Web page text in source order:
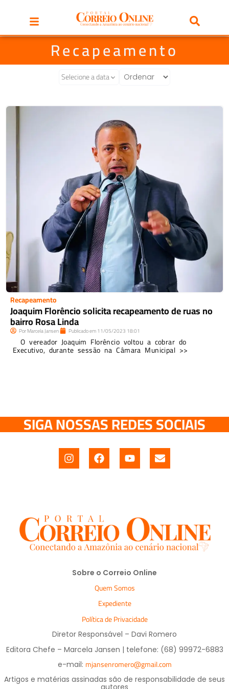
Recapeamento
Selecione a data
Recapeamento
Joaquim Florêncio solicita recapeamento de ruas no
bairro Rosa Linda
PorMarcela Jansen Publicado em11/05/2023 18:01
O vereador Joaquim Florêncio voltou a cobrar do
Executivo, durante sessão na Câmara Municipal >>
SIGA NOSSAS REDES SOCIAIS
Sobre o Correio Online
Quem Somos
Expediente
Política de Privacidade
Diretor Responsável – Davi Romero
Editora Chefe – Marcela Jansen | telefone: (68) 99972-6883
e-mail: mjansenromero@gmail.com
Artigos e matérias assinadas são de responsabilidade de seus